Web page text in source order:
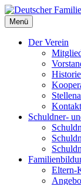
Deutscher
Landesverband
Menü
Der Verein
Historie
Kontakt
Schuldner-
Eltern-